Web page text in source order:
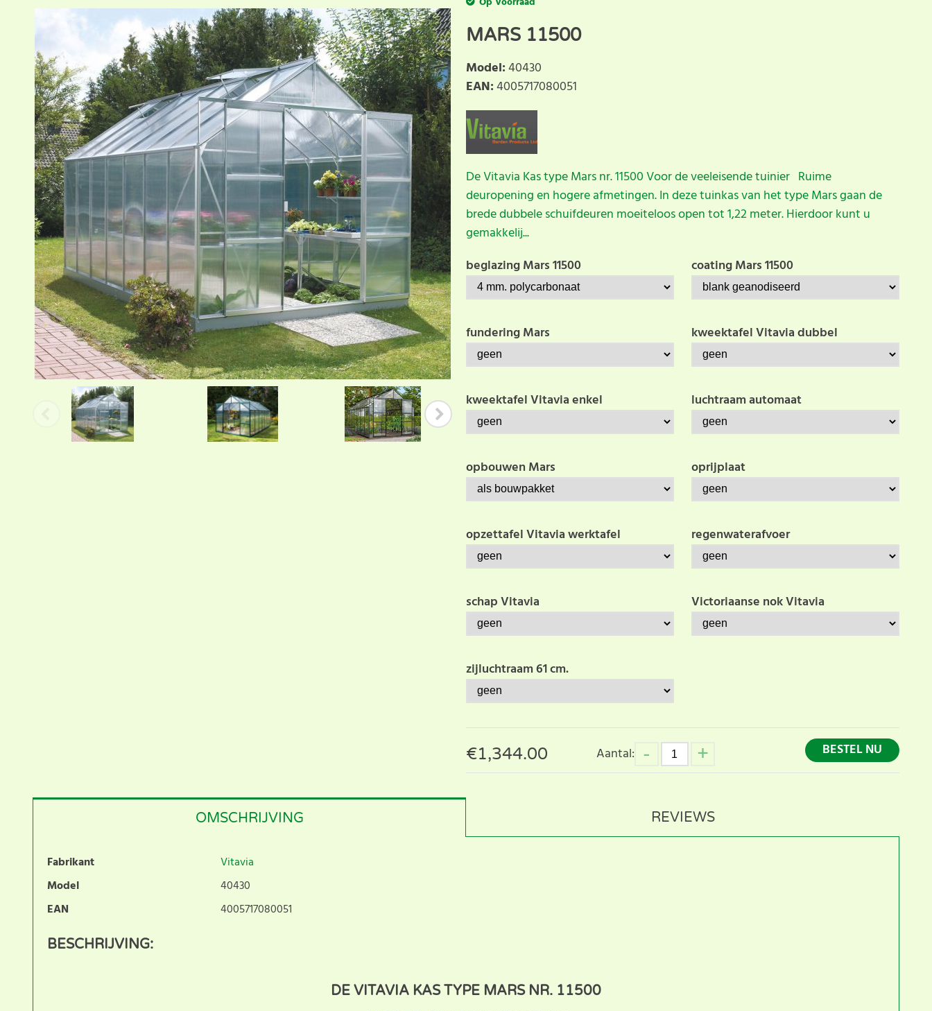
MARS 11500
Model:40430
EAN:4005717080051
De Vitavia Kas type Mars nr. 11500 Voor de veeleisende tuinier Ruime
deuropening en hogere afmetingen. In deze tuinkas van het type Mars gaan de
brede dubbele schuifdeuren moeiteloos open tot 1,22 meter. Hierdoor kunt u
gemakkelij...
beglazing Mars 11500
coating Mars 11500
fundering Mars kweektafel Vitavia dubbel
kweektafel Vitavia enkel luchtraam automaat
opbouwen Mars oprijplaat
opzettafel Vitavia werktafel regenwaterafvoer
schap Vitavia Victoriaanse nok Vitavia
zijluchtraam 61 cm.
€1,344.00 Aantal: BESTEL NU
OMSCHRIJVING REVIEWS
Fabrikant
Vitavia
Model
40430
EAN
4005717080051
BESCHRIJVING:
DE VITAVIA KAS TYPE MARS NR. 11500